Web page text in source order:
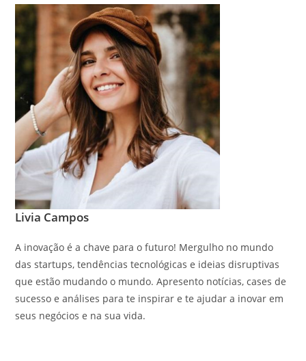
Livia Campos
A inovação é a chave para o futuro! Mergulho no mundo
das startups, tendências tecnológicas e ideias disruptivas
que estão mudando o mundo. Apresento notícias, cases de
sucesso e análises para te inspirar e te ajudar a inovar em
seus negócios e na sua vida.